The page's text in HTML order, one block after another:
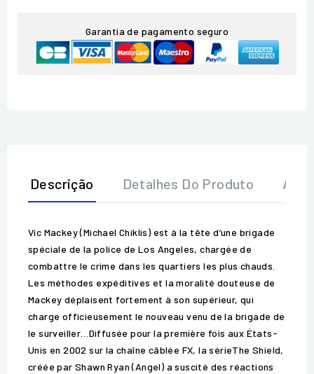
Garantia de pagamento seguro
Descrição Detalhes Do Produto
Vic Mackey (Michael Chiklis) est à la tête d’une brigade
spéciale de la police de Los Angeles, chargée de
combattre le crime dans les quartiers les plus chauds.
Les méthodes expéditives et la moralité douteuse de
Mackey déplaisent fortement à son supérieur, qui
charge officieusement le nouveau venu de la brigade de
le surveiller…Diffusée pour la première fois aux États-
Unis en 2002 sur la chaîne câblée FX, la sérieThe Shield,
créée par Shawn Ryan (Angel) a suscité des réactions